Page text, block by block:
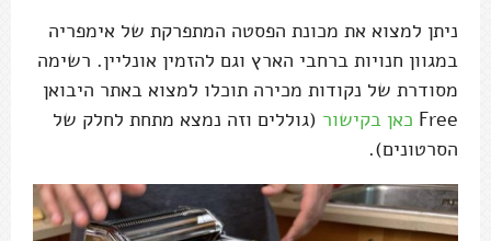
ניתן למצוא את מכונת הפסטה המתפרקת של אימפריה
במגוון חנויות ברחבי הארץ וגם להזמין אונליין. רשימה
מסודרת של נקודות מכירה תוכלו למצוא באתר היבואן
Free כאן בקישור (גוללים וזה נמצא מתחת לחלק של
הסרטונים).